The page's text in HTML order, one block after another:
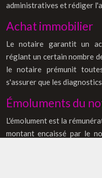
administratives et rédiger
Achat immobilier
Le notaire garantit un
réglant un certain nombre
le notaire prémunit
s'assurer que les
Émoluments du
L'émolument est la
montant encaissé par le